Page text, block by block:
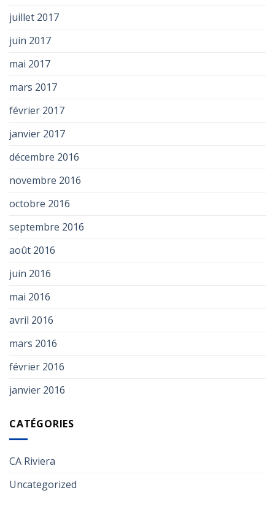
juillet 2017
juin 2017
mai 2017
mars 2017
février 2017
janvier 2017
décembre 2016
novembre 2016
octobre 2016
septembre 2016
août 2016
juin 2016
mai 2016
avril 2016
mars 2016
février 2016
janvier 2016
CATÉGORIES
CA Riviera
Uncategorized